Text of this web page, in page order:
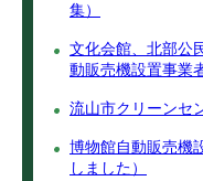
集）
文化会館、北部公
動販売機設置事業
流山市クリーンセ
博物館自動販売機
しました）